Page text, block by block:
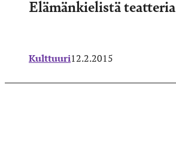
Elämänkielistä teatteria
Kulttuuri12.2.2015